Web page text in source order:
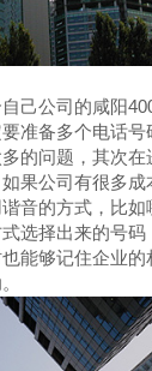
己公司的咸阳
准备多个电话
的问题，其次
果公司有很多
音的方式，比
选择出来的号
能够记住企业